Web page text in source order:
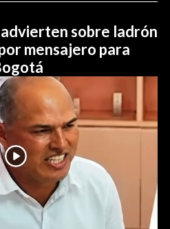
sobre ladrón
mensajero para